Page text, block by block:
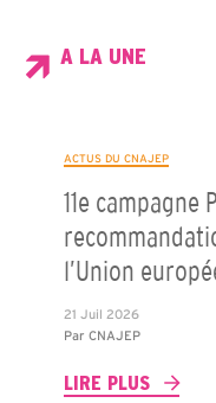
A LA UNE
ACTUS DU CNAJEP
11e campagne
l’Union
21 Juil 2026
Par CNAJEP
LIRE PLUS